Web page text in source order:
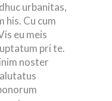
urbanitas,
his. Cu cum
eu meis
pri te.
noster